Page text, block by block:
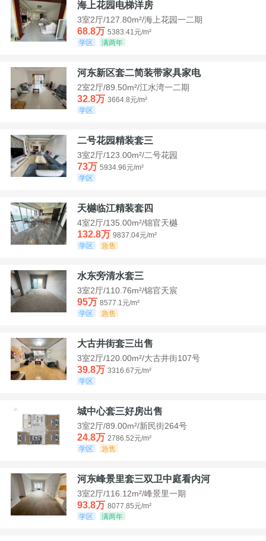
海上花园电梯洋房
3室2厅/127.80m²/海上花园一二期
68.8万 5383.41元/m²
学区
满两年
河东新区套二简装带家具家电
2室2厅/89.50m²/江水湾一二期
32.8万 3664.8元/m²
学区
二号花园精装套三
3室2厅/123.00m²/二号花园
73万 5934.96元/m²
学区
天樾临江精装套四
4室2厅/135.00m²/锦官天樾
132.8万 9837.04元/m²
学区
急售
水东旁清水套三
3室2厅/110.76m²/锦官天宸
95万 8577.1元/m²
学区
急售
大古井街套三出售
3室2厅/120.00m²/大古井街107号
39.8万 3316.67元/m²
学区
城中心套三好房出售
3室2厅/89.00m²/新民街264号
24.8万 2786.52元/m²
学区
急售
河东峰景里套三双卫中庭看内河
3室2厅/116.12m²/峰景里一期
93.8万 8077.85元/m²
学区
满两年